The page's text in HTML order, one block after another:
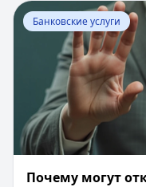
Перейти к статье:
Банковские услуги
Почему могут